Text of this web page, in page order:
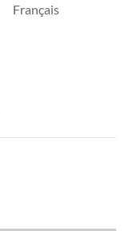
Français